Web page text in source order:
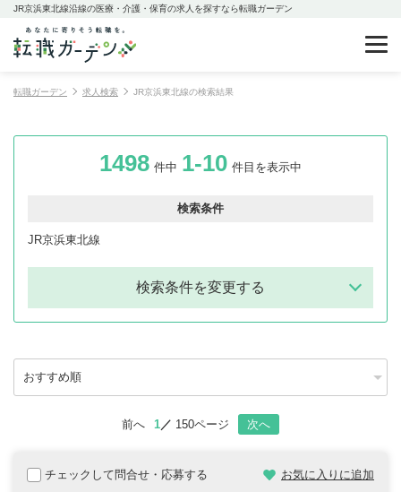
JR京浜東北線沿線の医療・介護・保育の求人を探すなら転職ガーデン
転職ガーデン 求人検索 JR京浜東北線の検索結果
1498 件中 1-10 件目を表示中
検索条件
JR京浜東北線
検索条件を変更する
前へ 1 150ページ 次へ
チェックして問合せ・応募する お気に入りに追加